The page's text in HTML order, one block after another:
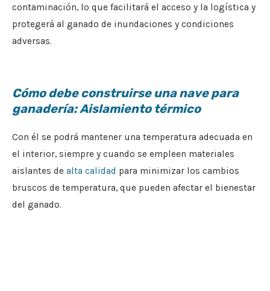
contaminación, lo que facilitará el acceso y la logística y
protegerá al ganado de inundaciones y condiciones
adversas.
Cómo debe construirse una nave para
ganadería: Aislamiento térmico
Con él se podrá mantener una temperatura adecuada en
el interior, siempre y cuando se empleen materiales
aislantes de alta calidad para minimizar los cambios
bruscos de temperatura, que pueden afectar el bienestar
del ganado.